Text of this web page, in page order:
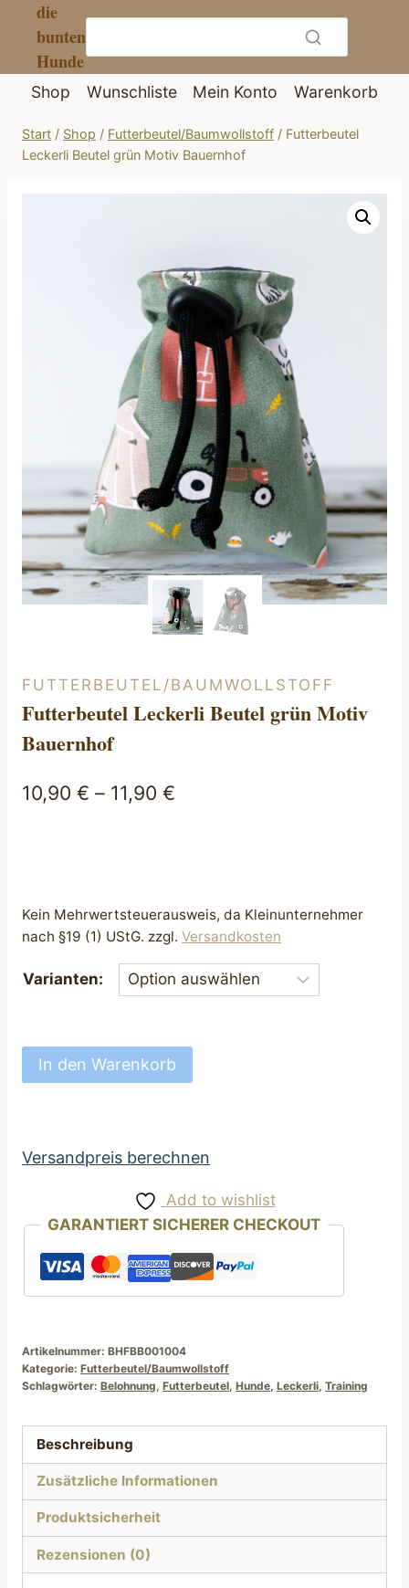
Inhalt
springen
die
bunten
Hunde
Shop Wunschliste Mein Konto Warenkorb
Start / Shop / Futterbeutel/Baumwollstoff / Futterbeutel
Leckerli Beutel grün Motiv Bauernhof
FUTTERBEUTEL/BAUMWOLLSTOFF
Futterbeutel Leckerli Beutel grün Motiv
Bauernhof
10,90 € – 11,90 €
Kein Mehrwertsteuerausweis, da Kleinunternehmer
nach §19 (1) UStG. zzgl. Versandkosten
Varianten:
Futterbeutel
Leckerli
Motiv
In den Warenkorb
Versandpreis berechnen
Add to wishlist
GARANTIERT SICHERER CHECKOUT
Artikelnummer: BHFBB001004
Kategorie: Futterbeutel/Baumwollstoff
Schlagwörter: Belohnung, Futterbeutel, Hunde, Leckerli, Training
Beschreibung
Zusätzliche Informationen
Produktsicherheit
Rezensionen (0)